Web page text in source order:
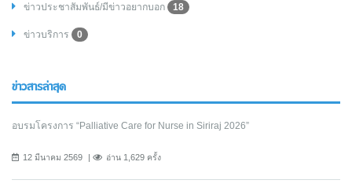
ข่าวประชาสัมพันธ์/มีข่าวอยากบอก 18
ข่าวบริการ 0
ข่าวสารล่าสุด
อบรมโครงการ “Palliative Care for Nurse in Siriraj 2026”
12 มีนาคม 2569 อ่าน 1,629 ครั้ง